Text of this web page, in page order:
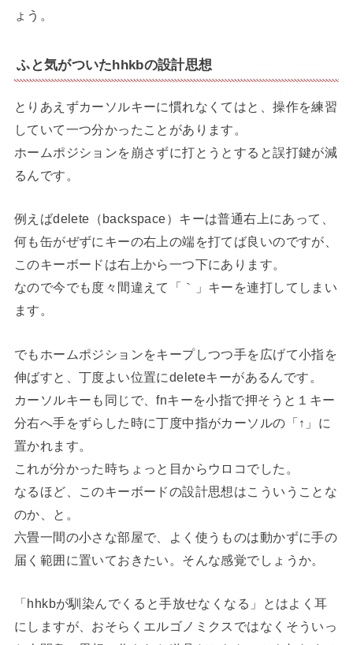
ょう。
ふと気がついたhhkbの設計思想
とりあえずカーソルキーに慣れなくてはと、操作を練習
していて一つ分かったことがあります。
ホームポジションを崩さずに打とうとすると誤打鍵が減
るんです。
例えばdelete（backspace）キーは普通右上にあって、
何も缶がぜずにキーの右上の端を打てば良いのですが、
このキーボードは右上から一つ下にあります。
なので今でも度々間違えて「｀」キーを連打してしまい
ます。
でもホームポジションをキープしつつ手を広げて小指を
伸ばすと、丁度よい位置にdeleteキーがあるんです。
カーソルキーも同じで、fnキーを小指で押そうと１キー
分右へ手をずらした時に丁度中指がカーソルの「↑」に
置かれます。
これが分かった時ちょっと目からウロコでした。
なるほど、このキーボードの設計思想はこういうことな
のか、と。
六畳一間の小さな部屋で、よく使うものは動かずに手の
届く範囲に置いておきたい。そんな感覚でしょうか。
「hhkbが馴染んでくると手放せなくなる」とはよく耳
にしますが、おそらくエルゴノミクスではなくそういっ